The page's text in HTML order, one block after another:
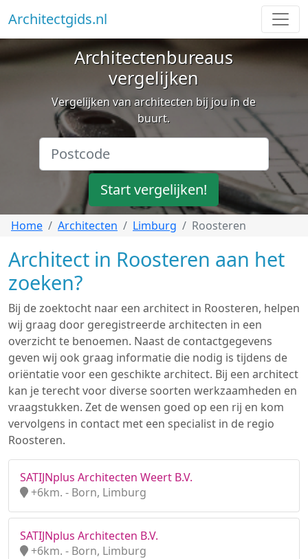
Architectgids.nl
Architectenbureaus
vergelijken
Vergelijken van architecten bij jou in de
buurt.
Start vergelijken!
Home Architecten Limburg Roosteren
Architect in Roosteren aan het
zoeken?
Bij de zoektocht naar een architect in Roosteren, helpen
wij graag door geregistreerde architecten in een
overzicht te benoemen. Naast de contactgegevens
geven wij ook graag informatie die nodig is tijdens de
oriëntatie voor een geschikte architect. Bij een architect
kan je terecht voor diverse soorten werkzaamheden en
vraagstukken. Zet de wensen goed op een rij en kom
vervolgens in contact met een specialist in de regio
Roosteren.
SATIJNplus Architecten Weert B.V.
+6km. - Born, Limburg
SATIJNplus Architecten B.V.
+6km. - Born, Limburg